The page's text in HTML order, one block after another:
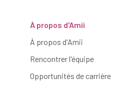
À propos d'Amii
À propos d'Amii
Rencontrer l'équipe
Opportunités de carrière